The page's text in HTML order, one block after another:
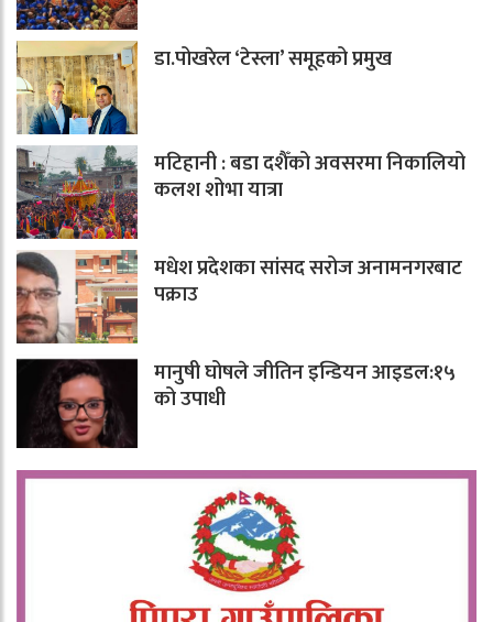
डा.पोखरेल ‘टेस्ला’ समूहको प्रमुख
मटिहानी : बडा दशैँको अवसरमा निकालियो
कलश शोभा यात्रा
मधेश प्रदेशका सांसद सरोज अनामनगरबाट
पक्राउ
मानुषी घोषले जीतिन इन्डियन आइडल:१५
को उपाधी